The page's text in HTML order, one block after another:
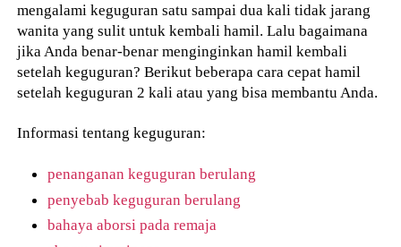
mengalami keguguran satu sampai dua kali tidak jarang
wanita yang sulit untuk kembali hamil. Lalu bagaimana
jika Anda benar-benar menginginkan hamil kembali
setelah keguguran? Berikut beberapa cara cepat hamil
setelah keguguran 2 kali atau yang bisa membantu Anda.
Informasi tentang keguguran:
penanganan keguguran berulang
penyebab keguguran berulang
bahaya aborsi pada remaja